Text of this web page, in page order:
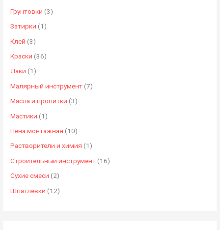
Грунтовки (3)
Затирки (1)
Клей (3)
Краски (36)
Лаки (1)
Малярный инструмент (7)
Масла и пропитки (3)
Мастики (1)
Пена монтажная (10)
Растворители и химия (1)
Строительный инструмент (16)
Сухие смеси (2)
Шпатлевки (12)
ц
е
н